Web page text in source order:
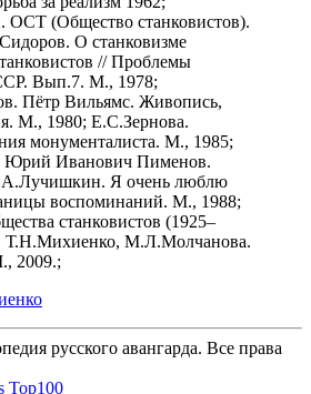
ОСТ (Общество станковистов).
О станковизме
// Проблемы
Вып.7. М., 1978;
Пётр Вильямс. Живопись,
М., 1980; Е.С.Зернова.
монументалиста. М., 1985;
Юрий Иванович Пименов.
Я очень люблю
воспоминаний. М., 1988;
станковистов (1925–
Т.Н.Михиенко, М.Л.Молчанова.
2009.;
русского авангарда. Все права